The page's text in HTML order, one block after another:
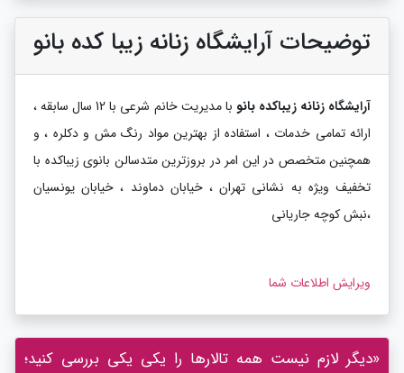
توضیحات آرایشگاه زنانه زیبا کده بانو
آرایشگاه زنانه زیباکده بانو
با مدیریت خانم شرعی با 12 سال سابقه ،
ارائه تمامی خدمات ، استفاده از بهترین مواد رنگ مش و دکلره ، و
همچنین متخصص در این امر در بروزترین متدسالن بانوی زیباکده با
تخفیف ویژه به نشانی تهران ، خیابان دماوند ، خیابان یونسیان
،نبش کوچه جاریانی
ویرایش اطلاعات شما
«دیگر لازم نیست همه تالارها را یکی یکی بررسی کنید؛